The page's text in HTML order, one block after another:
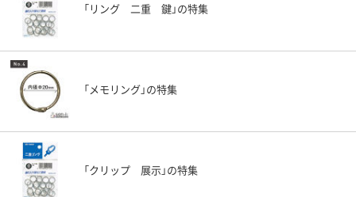
「リング 二重 鍵」の特集
「メモリング」の特集
「クリップ 展示」の特集